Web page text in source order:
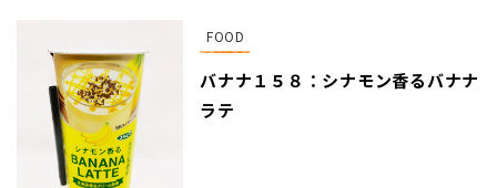
FOOD
バナナ１５８：シナモン香るバナナ
ラテ